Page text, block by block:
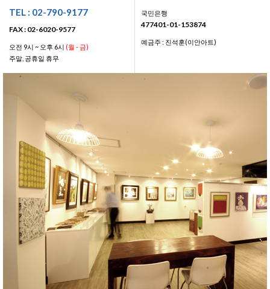
TEL : 02-790-9177
FAX : 02-6020-9577
오전 9시 ~ 오후 6시 (월 - 금)
주말, 공휴일 휴무
국민은행
477401-01-153874
예금주 : 진석훈(이안아트)